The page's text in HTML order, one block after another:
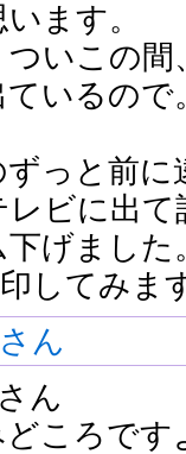
ます。
いこの間
ているの
ずっと前
レビに出
げました
してみま
ん
ん
ころです